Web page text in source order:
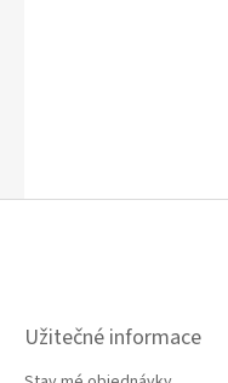
Užitečné informace